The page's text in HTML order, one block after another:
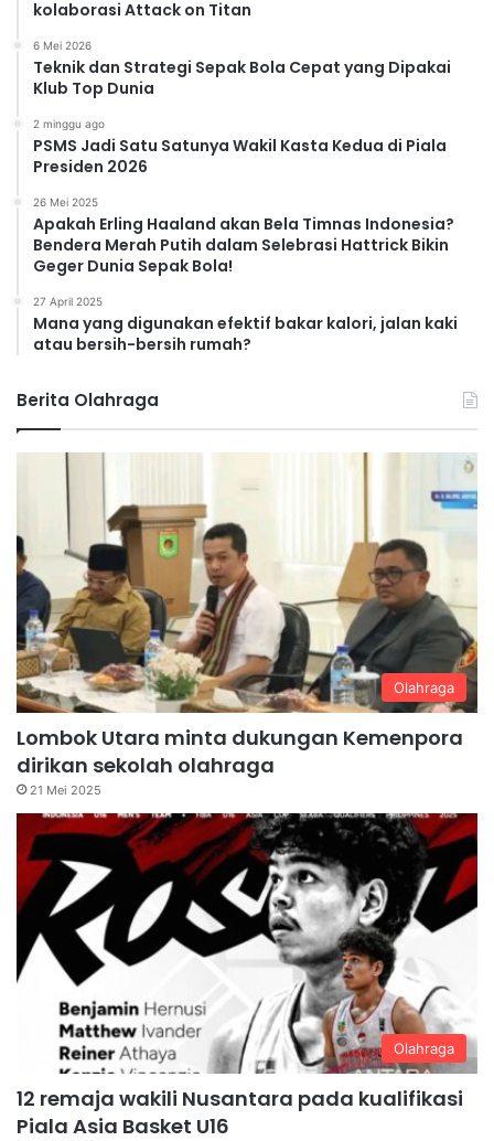
kolaborasi Attack on Titan
6 Mei 2026
Teknik dan Strategi Sepak Bola Cepat yang Dipakai
Klub Top Dunia
2 minggu ago
PSMS Jadi Satu Satunya Wakil Kasta Kedua di Piala
Presiden 2026
26 Mei 2025
Apakah Erling Haaland akan Bela Timnas Indonesia?
Bendera Merah Putih dalam Selebrasi Hattrick Bikin
Geger Dunia Sepak Bola!
27 April 2025
Mana yang digunakan efektif bakar kalori, jalan kaki
atau bersih-bersih rumah?
Berita Olahraga
Olahraga
Lombok Utara minta dukungan Kemenpora
dirikan sekolah olahraga
21 Mei 2025
Olahraga
12 remaja wakili Nusantara pada kualifikasi
Piala Asia Basket U16